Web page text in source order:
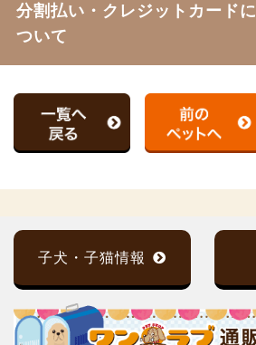
分割払い・クレジットカードに
ついて
子犬・子猫情報